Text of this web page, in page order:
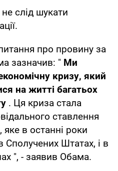
слід шукати
про провину за
зазначив: " Ми
кризу, який
на житті багатьох
. Ця криза стала
ставлення
в останні роки
Сполучених Штатах, і в
", - заявив Обама.